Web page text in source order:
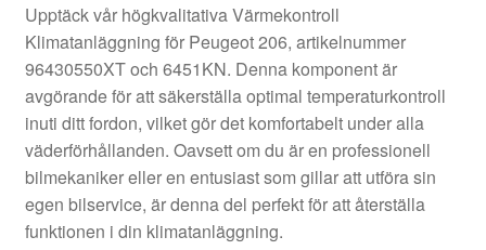
Kolla upp
Kontakt
Mitt konto
Om oss
Upptäck vår högkvalitativa Värmekontroll
Klimatanläggning för Peugeot 206, artikelnummer
96430550XT och 6451KN. Denna komponent är
avgörande för att säkerställa optimal temperaturkontroll
inuti ditt fordon, vilket gör det komfortabelt under alla
väderförhållanden. Oavsett om du är en professionell
bilmekaniker eller en entusiast som gillar att utföra sin
egen bilservice, är denna del perfekt för att återställa
funktionen i din klimatanläggning.